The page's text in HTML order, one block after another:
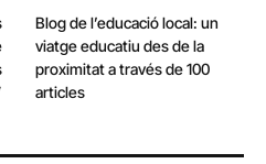
Blog de l’educació local: un
viatge educatiu des de la
proximitat a través de 100
articles